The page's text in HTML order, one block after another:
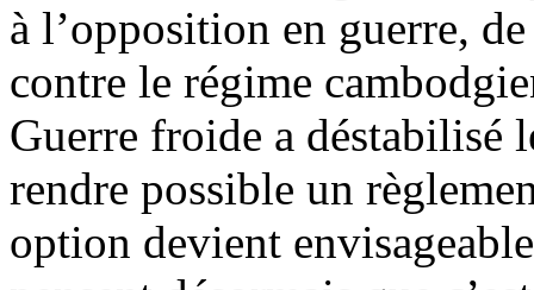
à l’opposition en guerre,
contre le régime
Guerre froide a déstabilisé
rendre possible un
option devient